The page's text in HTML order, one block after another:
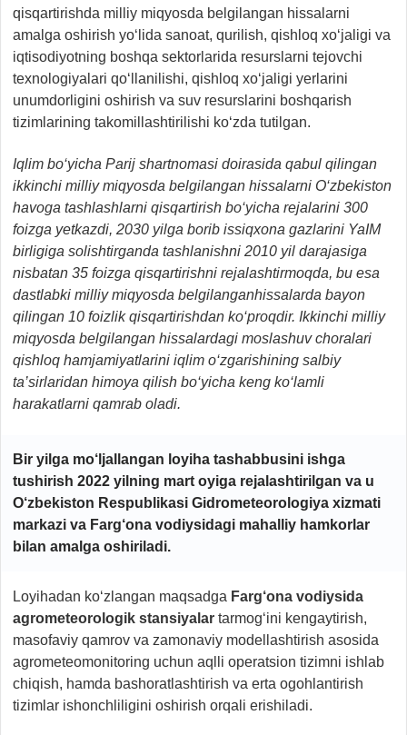
qisqartirishda milliy miqyosda belgilangan hissalarni
amalga oshirish yo‘lida sanoat, qurilish, qishloq xo‘jaligi va
iqtisodiyotning boshqa sektorlarida resurslarni tejovchi
texnologiyalari qo‘llanilishi, qishloq xo‘jaligi yerlarini
unumdorligini oshirish va suv resurslarini boshqarish
tizimlarining takomillashtirilishi ko‘zda tutilgan.
Iqlim bo‘yicha Parij shartnomasi doirasida qabul qilingan
ikkinchi milliy miqyosda belgilangan hissalarni O‘zbekiston
havoga tashlashlarni qisqartirish bo‘yicha rejalarini 300
foizga yetkazdi, 2030 yilga borib issiqxona gazlarini YaIM
birligiga solishtirganda tashlanishni 2010 yil darajasiga
nisbatan 35 foizga qisqartirishni rejalashtirmoqda, bu esa
dastlabki milliy miqyosda belgilanganhissalarda bayon
qilingan 10 foizlik qisqartirishdan ko‘proqdir. Ikkinchi milliy
miqyosda belgilangan hissalardagi moslashuv choralari
qishloq hamjamiyatlarini iqlim o‘zgarishining salbiy
ta’sirlaridan himoya qilish bo‘yicha keng ko‘lamli
harakatlarni qamrab oladi.
Bir yilga mo‘ljallangan loyiha tashabbusini ishga
tushirish 2022 yilning mart oyiga rejalashtirilgan va u
O‘zbekiston Respublikasi Gidrometeorologiya xizmati
markazi va Farg‘ona vodiysidagi mahalliy hamkorlar
bilan amalga oshiriladi.
Loyihadan ko‘zlangan maqsadga Farg‘ona vodiysida
agrometeorologik stansiyalar tarmog‘ini kengaytirish,
masofaviy qamrov va zamonaviy modellashtirish asosida
agrometeomonitoring uchun aqlli operatsion tizimni ishlab
chiqish, hamda bashoratlashtirish va erta ogohlantirish
tizimlar ishonchliligini oshirish orqali erishiladi.